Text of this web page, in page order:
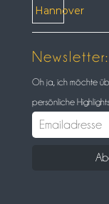
Newsletter:
Oh ja, ich möchte
persönliche